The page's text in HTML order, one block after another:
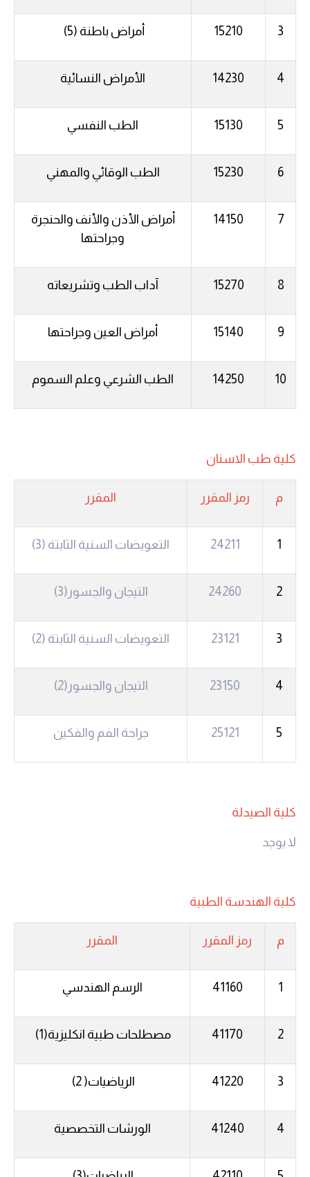
3
15210 أمراض باطنة (5)
4
14230 الأمراض النسائية
5
15130 الطب النفسي
6
15230 الطب الوقائي والمهني
7
14150 أمراض الأذن والأنف والحنجرة
وجراحتها
8
15270 آداب الطب وتشريعاته
9
15140 أمراض العين وجراحتها
10
14250 الطب الشرعي وعلم السموم
كلية طب الاسنان
م رمز المقرر المقرر
1
24211 التعويضات السنية الثابتة (3)
2
24260 التيجان والجسور(3)
3
23121 التعويضات السنية الثابتة (2)
4
23150 التيجان والجسور(2)
5
25121 جراحة الفم والفكين
كلية الصيدلة
لا يوجد
كلية الهندسة الطبية
م رمز المقرر المقرر
1
41160 الرسم الهندسي
2
41170 مصطلحات طبية انكليزية(1)
3
41220 الرياضيات(2 )
4
41240 الورشات التخصصية